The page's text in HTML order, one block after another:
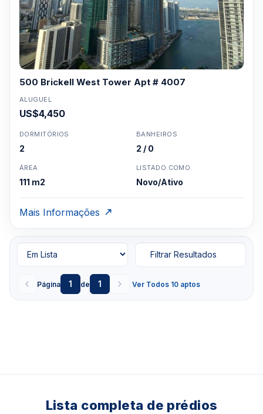
500 Brickell West Tower Apt # 4007
ALUGUEL
US$4,450
DORMITÓRIOS
2
BANHEIROS
2 / 0
ÁREA
111 m2
LISTADO COMO
Novo/Ativo
Mais Informações
Página 1 de 1 Ver Todos 10 aptos
Filtrar Resultados
Lista completa de prédios